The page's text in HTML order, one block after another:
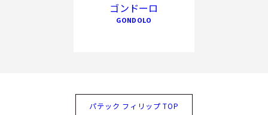
ゴンドーロ
GONDOLO
パテック フィリップ TOP